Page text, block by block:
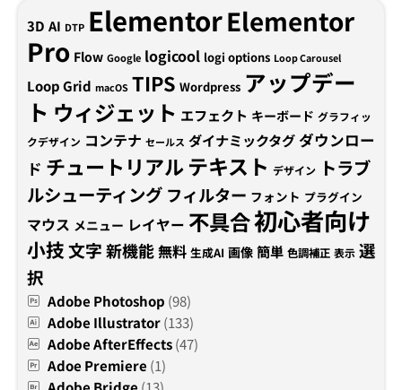
3D AI DTP ElementorElementor
Pro Flow Google logicool logi options Loop Carousel
Loop Grid macOS TIPS Wordpress アップデー
ト ウィジェット エフェクト キーボード グラフィッ
クデザイン コンテナ セールス ダイナミックタグダウンロー
ド チュートリアルテキスト デザイン トラブ
ルシューティング フィルター フォント プラグイン
マウス メニュー レイヤー 不具合初心者向け
小技文字新機能無料 生成AI 画像 簡単 色調補正 表示 選
択
Adobe Photoshop (98)
Adobe Illustrator(133)
Adobe AfterEffects(47)
Adoe Premiere (1)